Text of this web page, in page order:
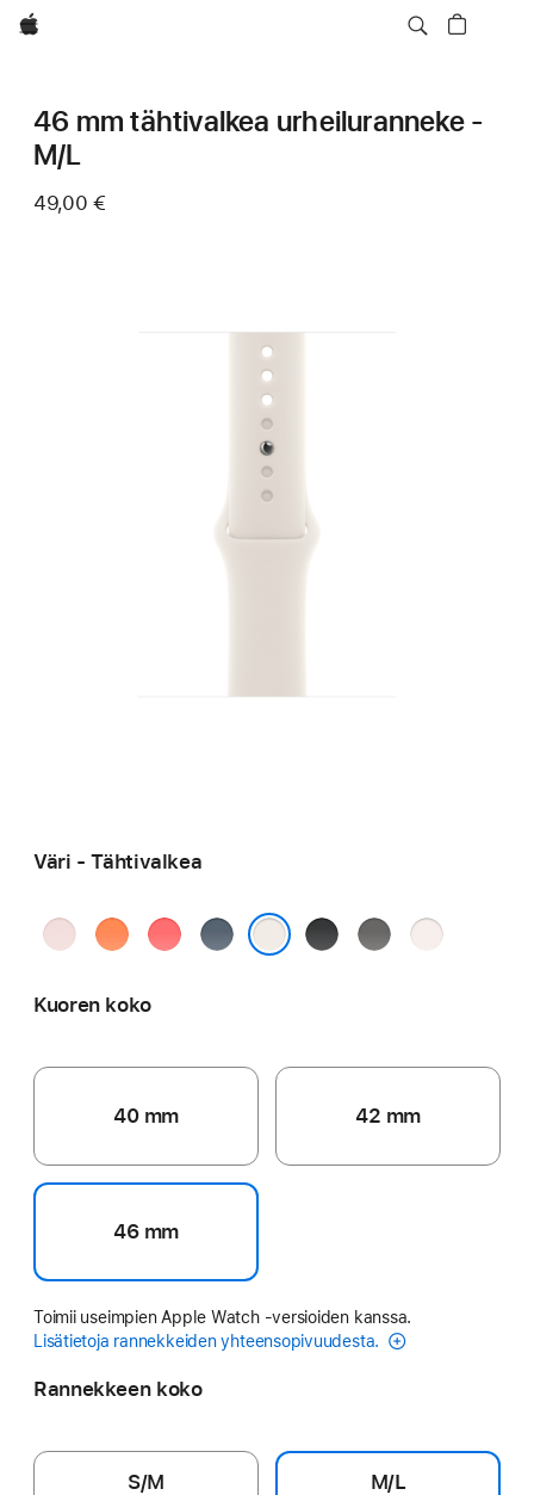
Apple
46 mm tähtivalkea urheiluranneke -
M/L
49,00 €
Väri - Tähti­valkea
Pehmeän­Klementiini
HeleäAnkkurinsininen
MustaLiuskeen­
Punan­
Kuoren koko
40 mm 42 mm
46 mm
Toimii useimpien Apple Watch ‑versioiden kanssa.
Lisätietoja rannekkeiden yhteensopivuudesta.
Rannekkeen koko
S/M M/L